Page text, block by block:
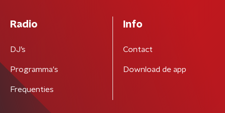
Radio
DJ’s
Programma's
Frequenties
Info
Contact
Download de app